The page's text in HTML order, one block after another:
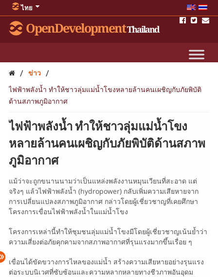
ไทย
OpenDevelopmentThailand
/ ข่าว /
ไฟฟ้าพลังน้ำ ทำให้ชาวลุ่มแม่น้ำโขงหลายล้านคนเผชิญกับภัยพิบัติ
ด้านสภาพภูมิอากาศ
ไฟฟ้าพลังน้ำ ทำให้ชาวลุ่มแม่น้ำโขง
หลายล้านคนเผชิญกับภัยพิบัติด้านสภาพ
ภูมิอากาศ
แม้ว่าจะถูกขนานนามว่าเป็นแหล่งพลังงานหมุนเวียนที่สะอาด แต่
จริงๆ แล้วไฟฟ้าพลังน้ำ (hydropower) กลับเพิ่มความเสียหายจาก
การเปลี่ยนแปลงสภาพภูมิอากาศ กล่าวโดยผู้เชี่ยวชาญที่เคยศึกษา
โครงการเขื่อนไฟฟ้าพลังน้ำในแม่น้ำโขง
โครงการเหล่านี้ทำให้ชุมชนลุ่มแม่น้ำโขงมีโดยผู้เชี่ยวชาญเน้นย้ำว่า
ความเสี่ยงต่อภัยคุกคามจากสภาพอากาศที่รุนแรงมากขึ้นเรื่อย ๆ
เขื่อนได้ขัดขวางการไหลของแม่น้ำ สร้างความเสียหายอย่างรุนแรง
ต่อระบบนิเวศที่ซับซ้อนและความหลากหลายทางชีวภาพอันอุดม